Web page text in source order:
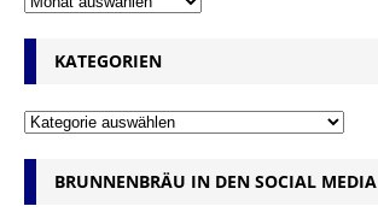
KATEGORIEN
BRUNNENBRÄU IN DEN SOCIAL MEDIA